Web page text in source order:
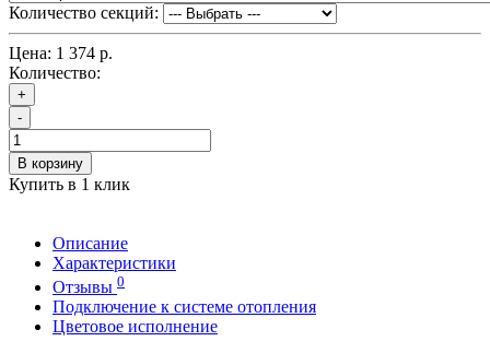
Количество секций:
Цена: 1 374 р.
Количество:
+
-
В корзину
Купить в 1 клик
Описание
Характеристики
Отзывы 0
Подключение к системе отопления
Цветовое исполнение